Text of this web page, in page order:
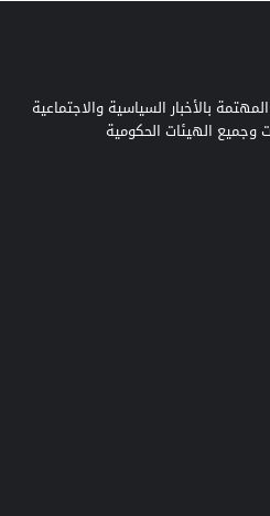
المهتمة بالأخبار السياسية والاجتماعية
وجميع الهيئات الحكومية